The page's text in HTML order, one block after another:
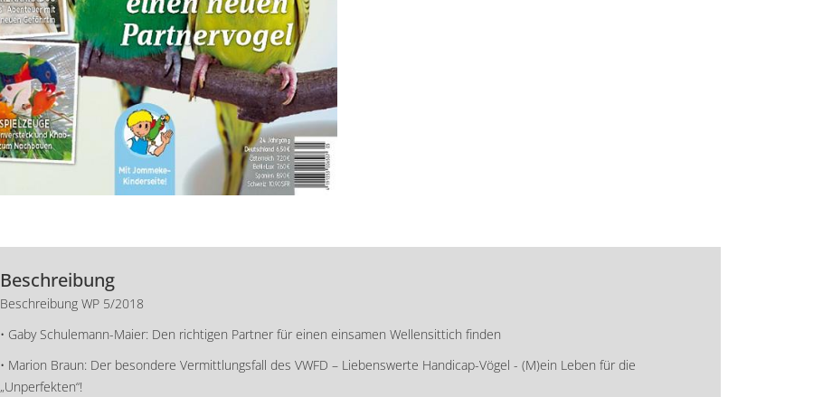
Beschreibung
Beschreibung WP 5/2018
• Gaby Schulemann-Maier: Den richtigen Partner für einen einsamen Wellensittich finden
• Marion Braun: Der besondere Vermittlungsfall des VWFD – Liebenswerte Handicap-Vögel - (M)ein Leben für die
„Unperfekten“!